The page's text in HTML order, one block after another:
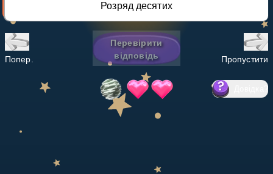
Розряд десятих
Попер.
Перевірити
відповідь
Пропустити
?